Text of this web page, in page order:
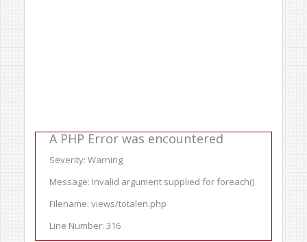
A PHP Error was encountered
Severity: Warning
Message: Invalid argument supplied for foreach()
Filename: views/totalen.php
Line Number: 316